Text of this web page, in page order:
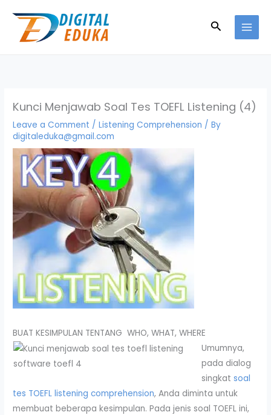
content
Search
Kunci Menjawab Soal Tes TOEFL Listening (4)
Leave a Comment /Listening Comprehension / By
digitaleduka@gmail.com
BUAT KESIMPULAN TENTANG WHO, WHAT, WHERE
Umumnya,
pada dialog
singkatsoal
tes TOEFL listening comprehension, Anda diminta untuk
membuat beberapa kesimpulan. Pada jenis soal TOEFL ini,